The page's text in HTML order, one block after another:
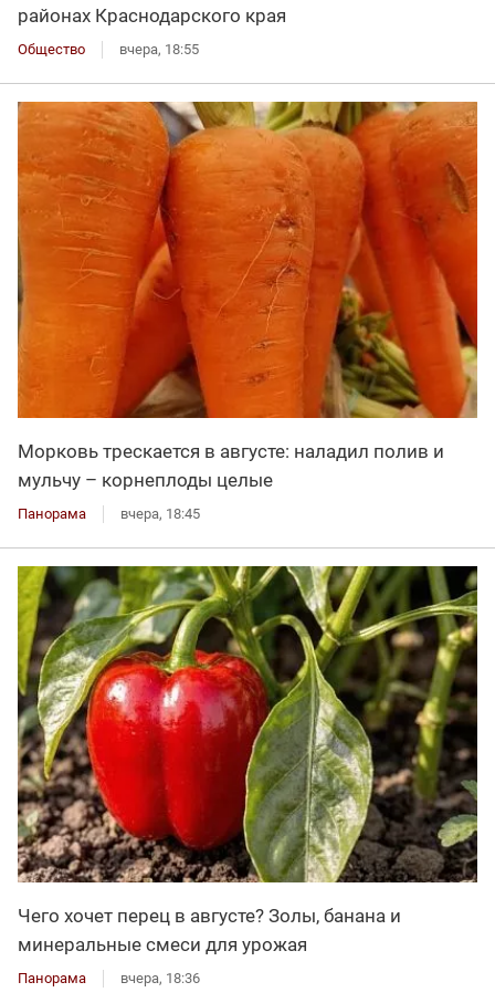
районах Краснодарского края
Общество вчера, 18:55
Морковь трескается в августе: наладил полив и
мульчу – корнеплоды целые
Панорама вчера, 18:45
Чего хочет перец в августе? Золы, банана и
минеральные смеси для урожая
Панорама вчера, 18:36